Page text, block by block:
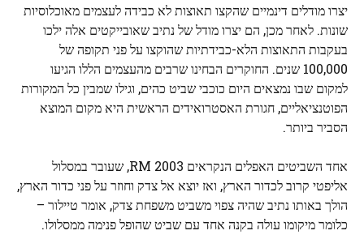
יצרו מודלים דינמיים שהקצו תאוצות לא כבידה לעצמים מאוכלוסיות
שונות. לאחר מכן, הם יצרו מודל של נתיב שאובייקטים אלה ילכו
בעקבות התאוצות הלא-כבידתיות שהוקצו על פני תקופה של
100,000 שנים. החוקרים הבחינו שרבים מהעצמים הללו הגיעו
למקום שבו נמצאים היום כוכבי שביט כהים, וגילו שמבין כל המקורות
הפוטנציאליים, חגורת האסטרואידים הראשית היא מקום המוצא
הסביר ביותר.
אחד השביטים האפלים הנקראים 2003 RM, שעובר במסלול
אליפטי קרוב לכדור הארץ, ואז יוצא אל צדק וחוזר על פני כדור הארץ,
הולך באותו נתיב שהיה צפוי משביט משפחת צדק, אומר טיילור –
כלומר מיקומו עולה בקנה אחד עם שביט שהופל פנימה ממסלולו.